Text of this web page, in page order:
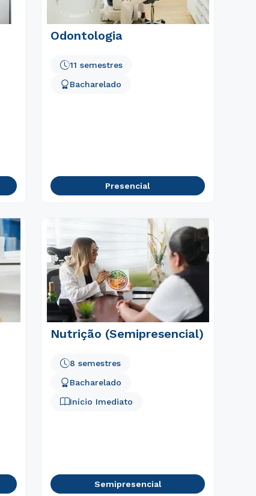
Odontologia
11 semestres
Bacharelado
Presencial
Nutrição (Semipresencial)
Bacharelado
Início Imediato
8 semestres
Semipresencial